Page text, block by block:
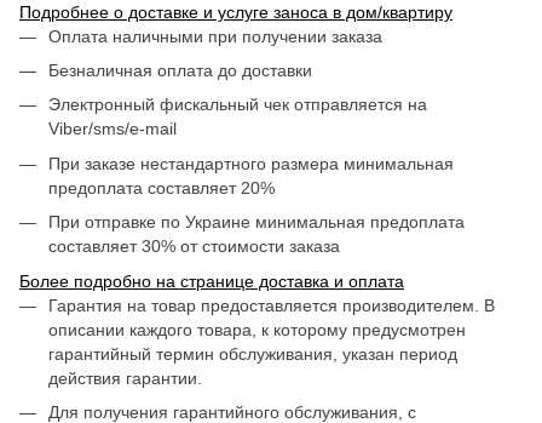
Подробнее о доставке и услуге заноса в дом/квартиру
Оплата наличными при получении заказа
Безналичная оплата до доставки
Электронный фискальный чек отправляется на
Viber/sms/e-mail
При заказе нестандартного размера минимальная
предоплата составляет 20%
При отправке по Украине минимальная предоплата
составляет 30% от стоимости заказа
Более подробно на странице доставка и оплата
Гарантия на товар предоставляется производителем. В
описании каждого товара, к которому предусмотрен
гарантийный термин обслуживания, указан период
действия гарантии.
Для получения гарантийного обслуживания, с